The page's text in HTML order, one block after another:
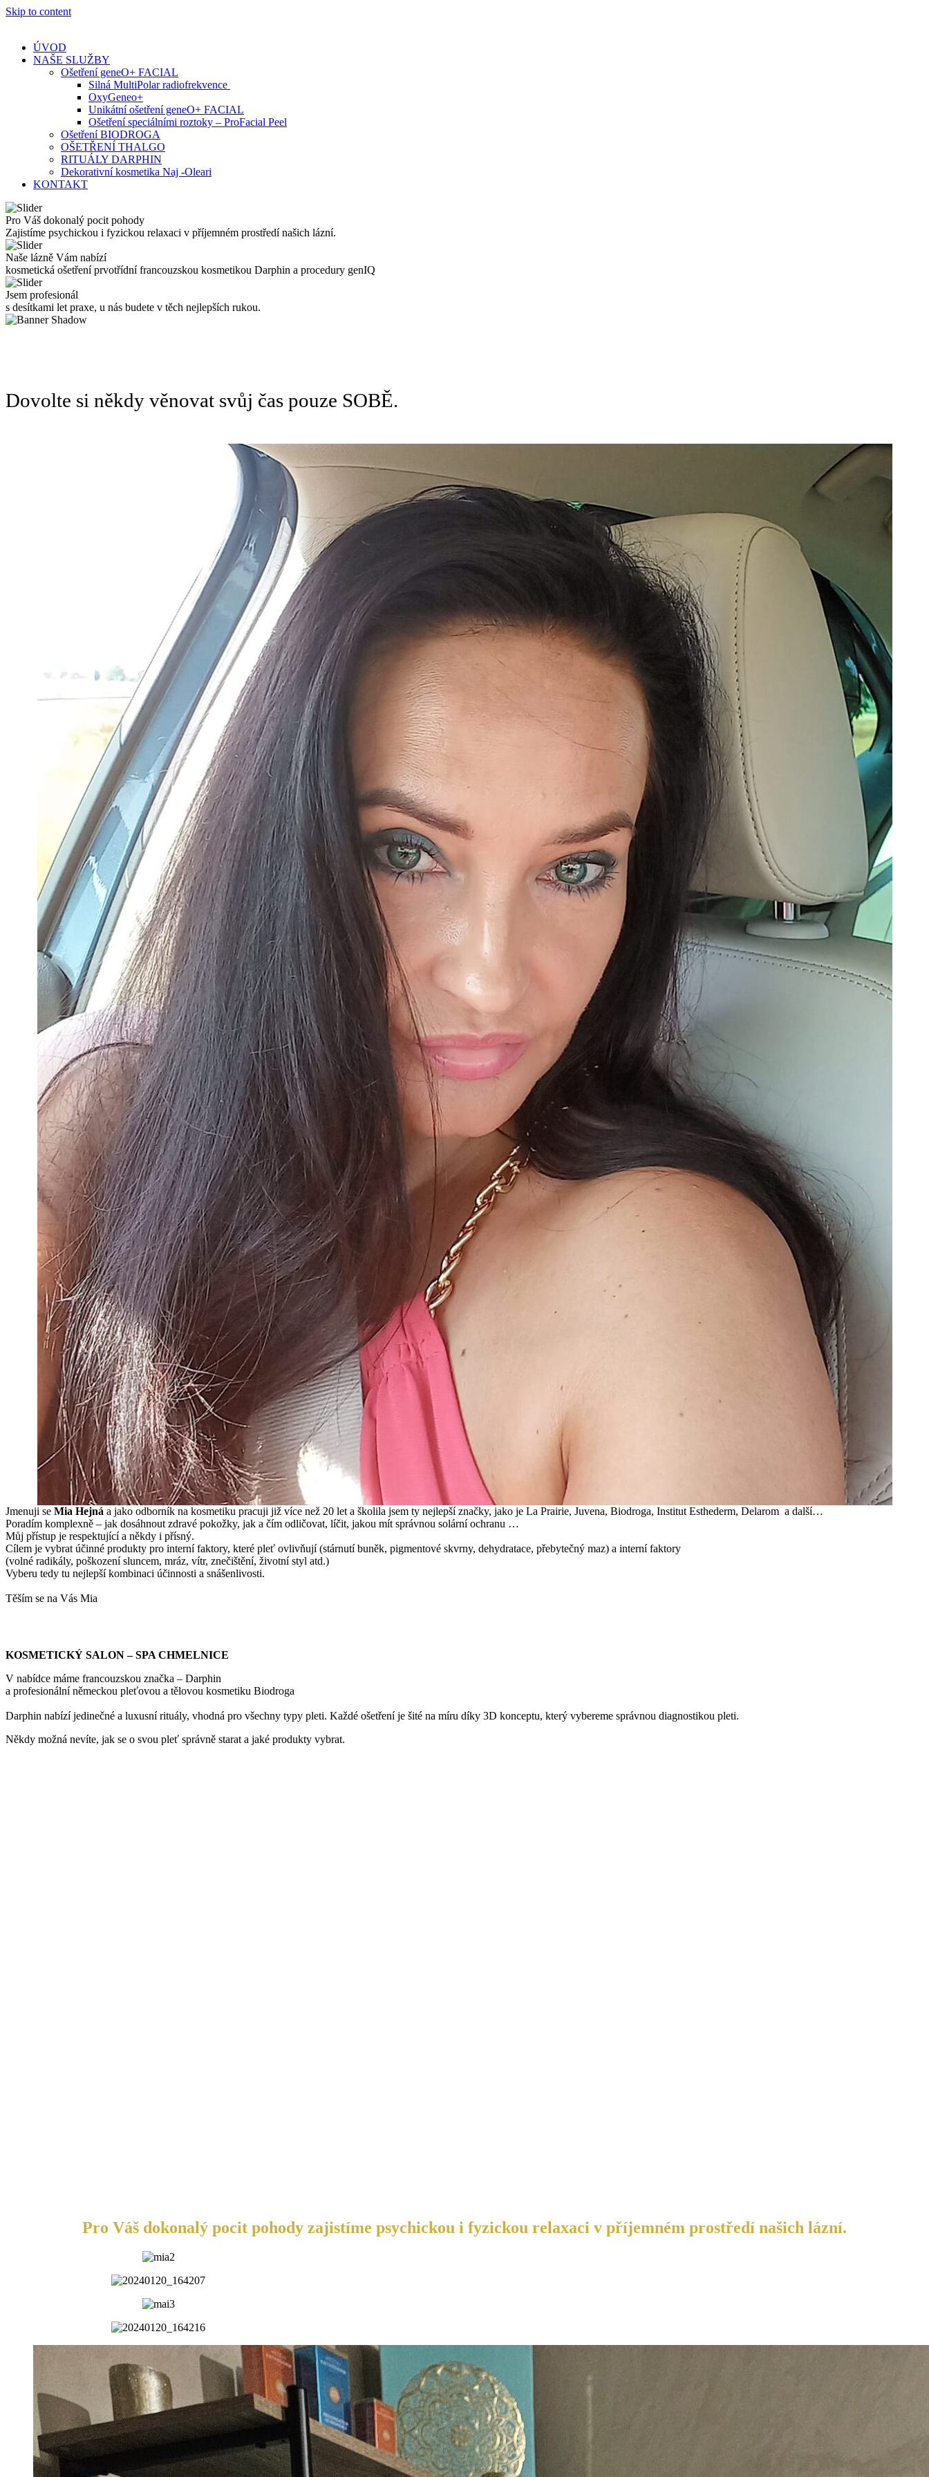
Skip to content
ÚVOD
NAŠE SLUŽBY
Ošetření geneO+ FACIAL
Silná MultiPolar radiofrekvence
OxyGeneo+
Unikátní ošetření geneO+ FACIAL
Ošetření speciálními roztoky – ProFacial Peel
Ošetření BIODROGA
OŠETŘENÍ THALGO
RITUÁLY DARPHIN
Dekorativní kosmetika Naj -Oleari
KONTAKT
Pro Váš dokonalý pocit pohody
Zajistíme psychickou i fyzickou relaxaci v příjemném prostředí našich lázní.
Naše lázně Vám nabízí
kosmetická ošetření prvotřídní francouzskou kosmetikou Darphin a procedury genIQ
Jsem profesionál
s desítkami let praxe, u nás budete v těch nejlepších rukou.
Dovolte si někdy věnovat svůj čas pouze SOBĚ.
Jmenuji se Mia Hejná a jako odborník na kosmetiku pracuji již více než 20 let a školila jsem ty nejlepší značky, jako je La Prairie, Juvena, Biodroga, Institut Esthederm, Delarom a další…
Poradím komplexně – jak dosáhnout zdravé pokožky, jak a čím odličovat, líčit, jakou mít správnou solární ochranu …
Můj přístup je respektující a někdy i přísný.
Cílem je vybrat účinné produkty pro interní faktory, které pleť ovlivňují (stárnutí buněk, pigmentové skvrny, dehydratace, přebytečný maz) a interní faktory
(volné radikály, poškození sluncem, mráz, vítr, znečištění, životní styl atd.)
Vyberu tedy tu nejlepší kombinaci účinnosti a snášenlivosti.
Těším se na Vás Mia
KOSMETICKÝ SALON – SPA CHMELNICE
V nabídce máme francouzskou značka – Darphin
a profesionální německou pleťovou a tělovou kosmetiku Biodroga
Darphin nabízí jedinečné a luxusní rituály, vhodná pro všechny typy pleti. Každé ošetření je šité na míru díky 3D konceptu, který vybereme správnou diagnostikou pleti.
Někdy možná nevíte, jak se o svou pleť správně starat a jaké produkty vybrat.
Pro Váš dokonalý pocit pohody zajistíme psychickou i fyzickou relaxaci v příjemném prostředí našich lázní.